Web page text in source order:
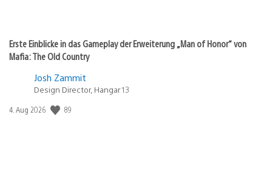
Erste Einblicke in das Gameplay der Erweiterung „Man of Honor“ von
Mafia: The Old Country
Josh Zammit
Design Director, Hangar 13
Veröffentlichungsdatum:
4. Aug 2026 89